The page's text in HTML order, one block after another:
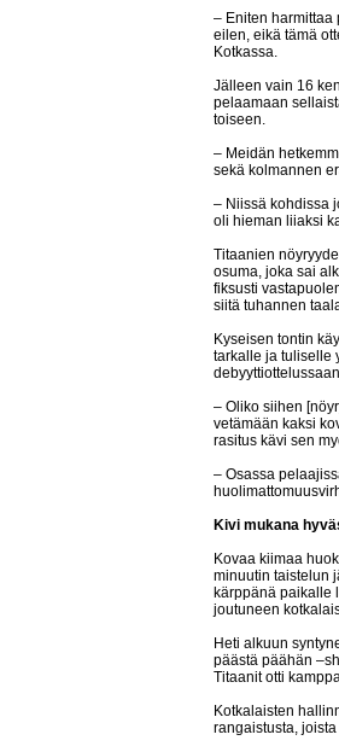
– Eniten harmittaa
eilen, eikä tämä
Kotkassa.
Jälleen vain 16
pelaamaan
toiseen.
– Meidän
sekä kolmannen
– Niissä kohdissa
oli hieman liiaksi
Titaanien
osuma, joka sai
fiksusti
siitä tuhannen
Kyseisen tontin
tarkalle ja tuliselle
– Oliko siihen
vetämään kaksi
rasitus kävi sen
– Osassa
Kivi mukana
Kovaa kiimaa
minuutin taistelun
kärppänä paikalle
joutuneen
Heti alkuun
päästä päähän
Titaanit otti
Kotkalaisten
rangaistusta,